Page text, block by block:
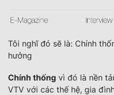
Tôi nghĩ đó sẽ là: Chính
hưởng
Chính thống vì đó là nền
VTV với các thế hệ, gia